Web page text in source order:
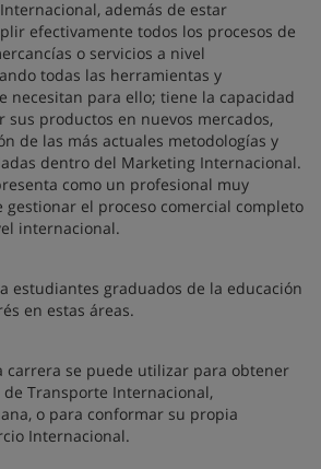
además de estar
efectivamente todos los procesos de
o servicios a nivel
todas las herramientas y
necesitan para ello; tiene la capacidad
sus productos en nuevos mercados,
de las más actuales metodologías y
dentro del Marketing Internacional.
como un profesional muy
gestionar el proceso comercial completo
internacional.
estudiantes graduados de la educación
en estas áreas.
carrera se puede utilizar para obtener
Transporte Internacional,
o para conformar su propia
Internacional.